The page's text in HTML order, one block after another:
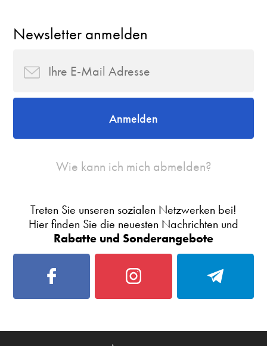
Newsletter anmelden
Anmelden
Wie kann ich mich abmelden?
Treten Sie unseren sozialen Netzwerken bei!
Hier finden Sie die neuesten Nachrichten und
Rabatte und Sonderangebote